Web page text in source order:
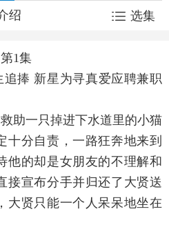
绍 选集
第1集
捧 新星为寻真爱应聘兼职
助一只掉进下水道里的小猫
十分自责，一路狂奔地来到
他的却是女朋友的不理解和
接宣布分手并归还了大贤送
大贤只能一个人呆呆地坐在